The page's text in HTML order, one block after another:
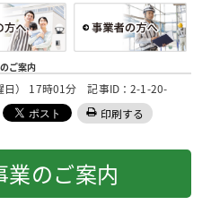
ご案内
日） 17時01分 記事ID：2-1-20-
印刷する
のご案内